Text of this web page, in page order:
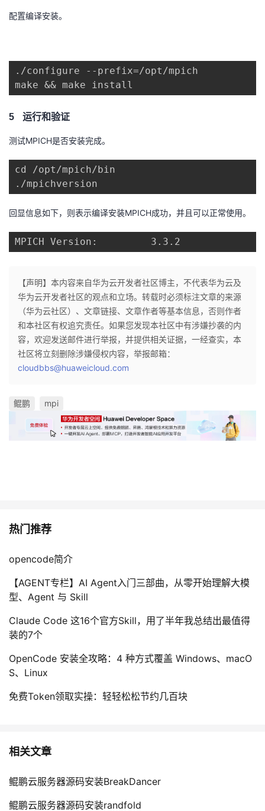
配置编译安装。
./configure --prefix=/opt/mpich
make && make install
5 运行和验证
测试MPICH是否安装完成。
cd /opt/mpich/bin
./mpichversion
回显信息如下，则表示编译安装MPICH成功，并且可以正常使用。
MPICH Version:         3.3.2
【声明】本内容来自华为云开发者社区博主，不代表华为云及
华为云开发者社区的观点和立场。转载时必须标注文章的来源
（华为云社区）、文章链接、文章作者等基本信息，否则作者
和本社区有权追究责任。如果您发现本社区中有涉嫌抄袭的内
容，欢迎发送邮件进行举报，并提供相关证据，一经查实，本
社区将立刻删除涉嫌侵权内容，举报邮箱：
cloudbbs@huaweicloud.com
鲲鹏 mpi
热门推荐
opencode简介
【AGENT专栏】AI Agent入门三部曲，从零开始理解大模
型、Agent 与 Skill
Claude Code 这16个官方Skill，用了半年我总结出最值得
装的7个
OpenCode 安装全攻略：4 种方式覆盖 Windows、macO
S、Linux
免费Token领取实操：轻轻松松节约几百块
相关文章
鲲鹏云服务器源码安装BreakDancer
鲲鹏云服务器源码安装randfold